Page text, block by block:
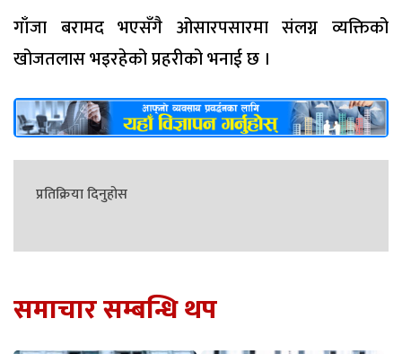
गाँजा बरामद भएसँगै ओसारपसारमा संलग्न व्यक्तिको
खोजतलास भइरहेको प्रहरीको भनाई छ ।
प्रतिक्रिया दिनुहोस
समाचार सम्बन्धि थप